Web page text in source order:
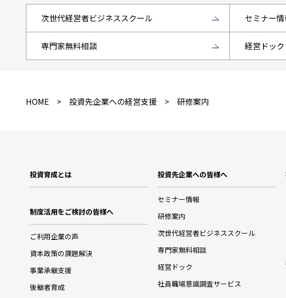
次世代経営者ビジネススクール セミナー
専門家無料相談 経営ドック
HOME > 投資先企業への経営支援 > 研修案内
投資育成とは
制度活用をご検討の皆様へ
ご利用企業の声
資本政策の課題解決
事業承継支援
後継者育成
投資先企業への皆様へ
セミナー情報
研修案内
次世代経営者ビジネススクール
専門家無料相談
経営ドック
社員職場意識調査サービス